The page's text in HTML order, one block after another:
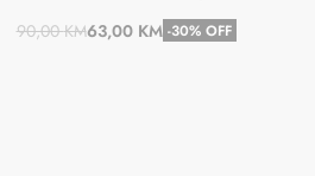
90,00KM63,00 KM -30% OFF